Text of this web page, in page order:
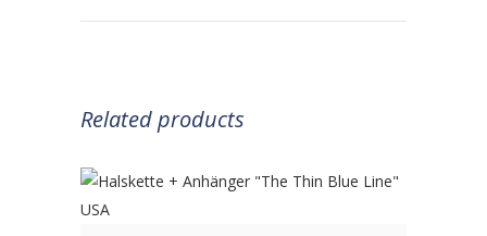
Related products